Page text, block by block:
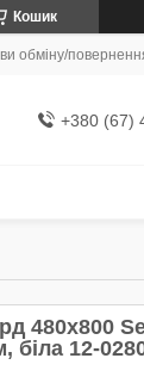
Кошик
обміну/
+380 (67)
480х800
біла 12-